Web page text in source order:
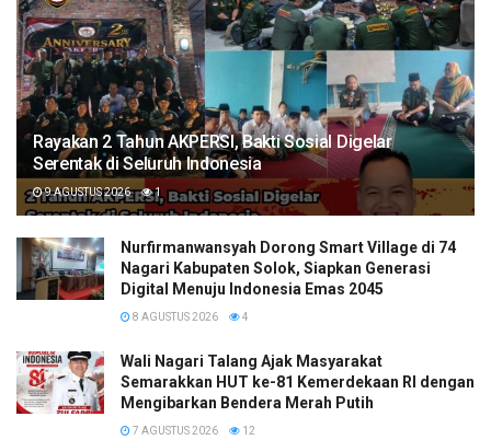
Rayakan 2 Tahun AKPERSI, Bakti Sosial Digelar
Serentak di Seluruh Indonesia
9 AGUSTUS 2026 1
Nurfirmanwansyah Dorong Smart Village di 74
Nagari Kabupaten Solok, Siapkan Generasi
Digital Menuju Indonesia Emas 2045
8 AGUSTUS 2026 4
Wali Nagari Talang Ajak Masyarakat
Semarakkan HUT ke-81 Kemerdekaan RI dengan
Mengibarkan Bendera Merah Putih
7 AGUSTUS 2026 12